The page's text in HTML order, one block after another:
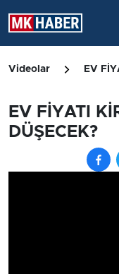
Videolar EV
EV FİYATI
DÜŞECEK?